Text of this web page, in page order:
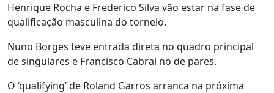
Henrique Rocha e Frederico Silva vão estar na fase de
qualificação masculina do torneio.
Nuno Borges teve entrada direta no quadro principal
de singulares e Francisco Cabral no de pares.
O ‘qualifying’ de Roland Garros arranca na próxima